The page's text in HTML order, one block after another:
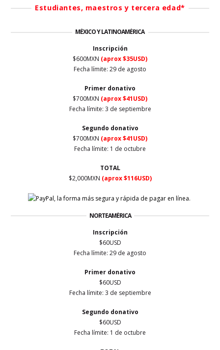
Estudiantes, maestros y tercera edad*
MÉXICO Y LATINOAMÉRICA
Inscripción
$600MXN (aprox $35USD)
Fecha límite: 29 de agosto
Primer donativo
$700MXN (aprox $41USD)
Fecha límite: 3 de septiembre
Segundo donativo
$700MXN (aprox $41USD)
Fecha límite: 1 de octubre
TOTAL
$2,000MXN (aprox $116USD)
NORTEAMÉRICA
Inscripción
$60USD
Fecha límite: 29 de agosto
Primer donativo
$60USD
Fecha límite: 3 de septiembre
Segundo donativo
$60USD
Fecha límite: 1 de octubre